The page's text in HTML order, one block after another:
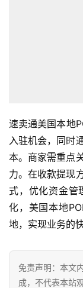
速卖通美国本地
入驻机会，同时
本。商家需重点
力。在收款提现
式，优化资金管
化，美国本地
地，实现业务的
免责声明：本文
成，不代表本站